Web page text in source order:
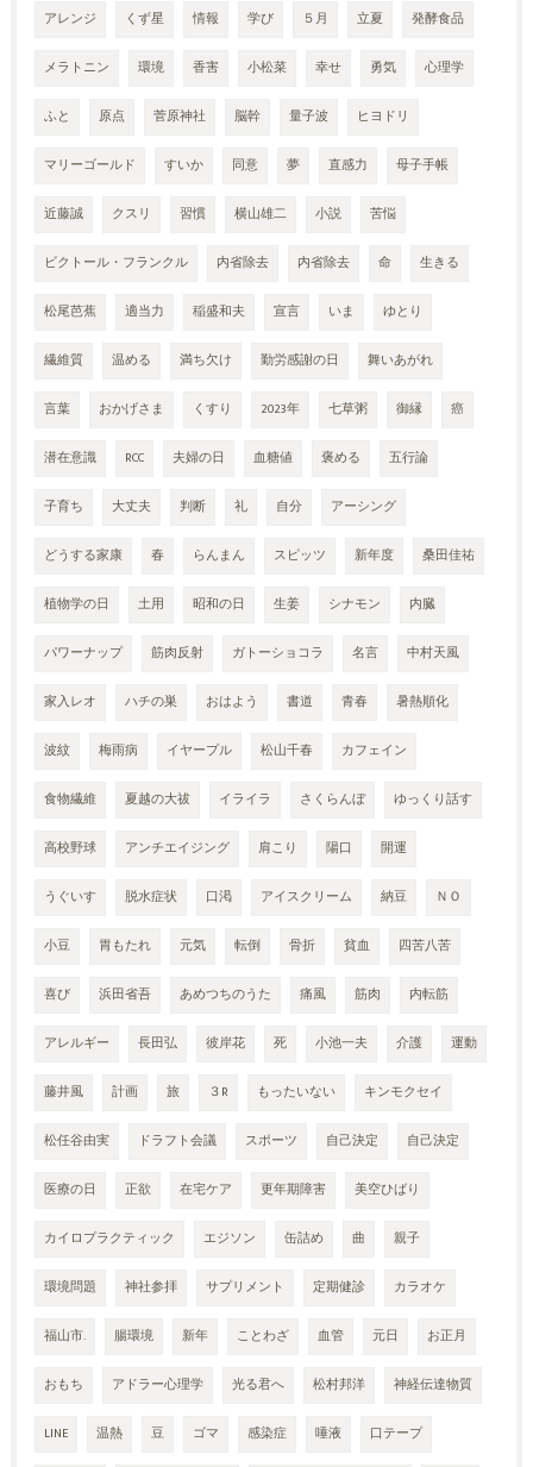
アレンジ くず星 情報 学び ５月 立夏 発酵食品
メラトニン 環境 香害 小松菜 幸せ 勇気 心理学
ふと 原点 菅原神社 脳幹 量子波 ヒヨドリ
マリーゴールド すいか 同意 夢 直感力 母子手帳
近藤誠 クスリ 習慣 横山雄二 小説 苦悩
ビクトール・フランクル 内省除去 内省除去 命 生きる
松尾芭蕉 適当力 稲盛和夫 宣言 いま ゆとり
繊維質 温める 満ち欠け 勤労感謝の日 舞いあがれ
言葉 おかげさま くすり 2023年 七草粥 御縁 癌
潜在意識 RCC 夫婦の日 血糖値 褒める 五行論
子育ち 大丈夫 判断 礼 自分 アーシング
どうする家康 春 らんまん スピッツ 新年度 桑田佳祐
植物学の日 土用 昭和の日 生姜 シナモン 内臓
パワーナップ 筋肉反射 ガトーショコラ 名言 中村天風
家入レオ ハチの巣 おはよう 書道 青春 暑熱順化
波紋 梅雨病 イヤープル 松山千春 カフェイン
食物繊維 夏越の大祓 イライラ さくらんぼ ゆっくり話す
高校野球 アンチエイジング 肩こり 陽口 開運
うぐいす 脱水症状 口渇 アイスクリーム 納豆 ＮＯ
小豆 胃もたれ 元気 転倒 骨折 貧血 四苦八苦
喜び 浜田省吾 あめつちのうた 痛風 筋肉 内転筋
アレルギー 長田弘 彼岸花 死 小池一夫 介護 運動
藤井風 計画 旅 ３R もったいない キンモクセイ
松任谷由実 ドラフト会議 スポーツ 自己決定 自己決定
医療の日 正欲 在宅ケア 更年期障害 美空ひばり
カイロプラクティック エジソン 缶詰め 曲 親子
環境問題 神社参拝 サプリメント 定期健診 カラオケ
福山市. 腸環境 新年 ことわざ 血管 元日 お正月
おもち アドラー心理学 光る君へ 松村邦洋 神経伝達物質
LINE 温熱 豆 ゴマ 感染症 唾液 口テープ